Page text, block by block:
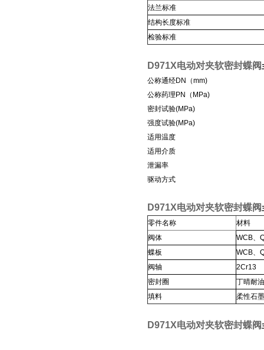
法兰标准
结构长度标准
检验标准
D971X电动对夹软密封蝶阀
公称通经DN（mm)
公称药理PN（MPa)
密封试验(MPa)
强度试验(MPa)
适用温度
适用介质
泄漏率
驱动方式
D971X电动对夹软密封蝶阀
零件名称
材料
阀体
WCB、
蝶板
WCB、
阀轴
2Cr13
密封圈
丁晴耐
填料
柔性石墨
D971X电动对夹软密封蝶阀